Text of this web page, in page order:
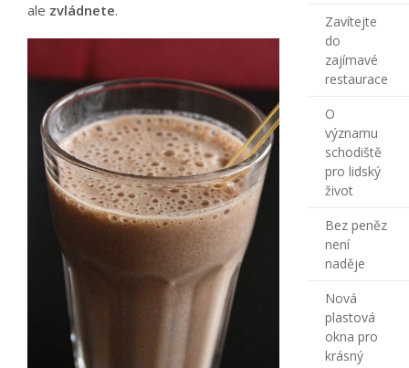
ale zvládnete.
Zavítejte
do
zajímavé
restaurace
O
významu
schodiště
pro lidský
život
Bez peněz
není
naděje
Nová
plastová
okna pro
krásný